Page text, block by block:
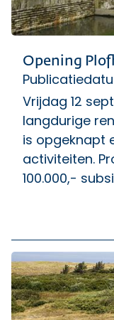
Opening
Vrijdag 12
langdurige
is opgeknapt
activiteiten.
100.000,-